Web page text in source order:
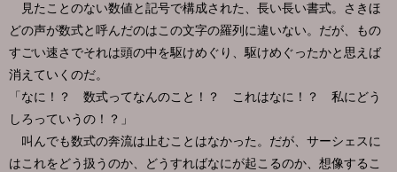
見たことのない数値と記号で構成された、長い長い書式。さきほ
どの声が数式と呼んだのはこの文字の羅列に違いない。だが、もの
すごい速さでそれは頭の中を駆けめぐり、駆けめぐったかと思えば
消えていくのだ。
「なに！？ 数式ってなんのこと！？ これはなに！？ 私にどう
しろっていうの！？」
叫んでも数式の奔流は止むことはなかった。だが、サーシェスに
はこれをどう扱うのか、どうすればなにが起こるのか、想像するこ